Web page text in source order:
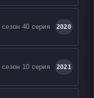
сезон 40 серия 2020
сезон 10 серия 2021